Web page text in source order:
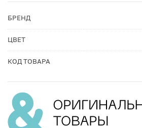
БРЕНД
ЦВЕТ
КОД ТОВАРА